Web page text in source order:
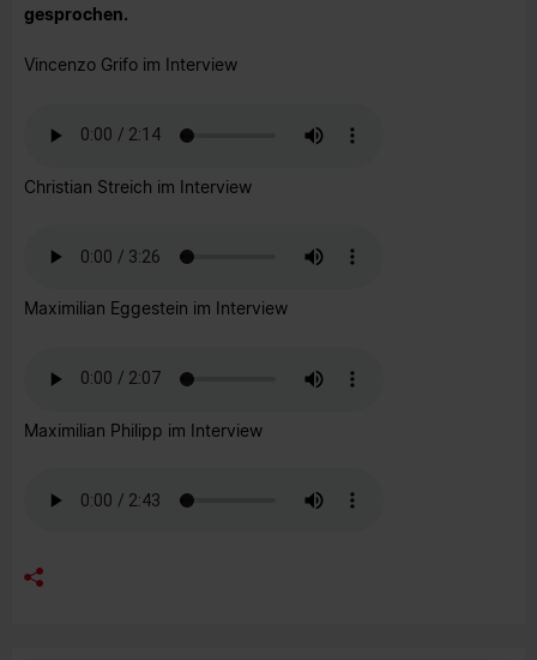
gesprochen.
Vincenzo Grifo im Interview
Christian Streich im Interview
Maximilian Eggestein im Interview
Maximilian Philipp im Interview